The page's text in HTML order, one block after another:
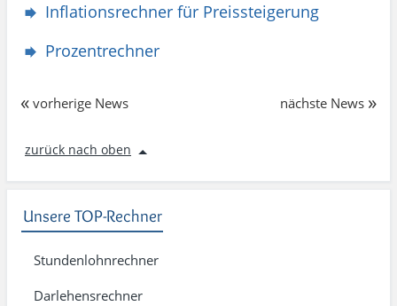
Inflationsrechner für Preissteigerung
Prozentrechner
« vorherige News nächste News »
zurück nach oben
Unsere TOP-Rechner
Stundenlohnrechner
Darlehensrechner